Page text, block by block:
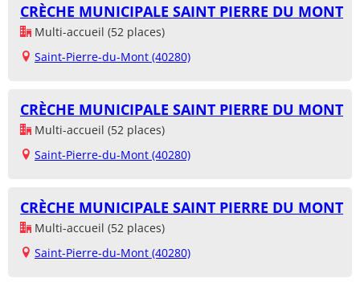
CRÈCHE MUNICIPALE SAINT PIERRE DU MONT
Multi-accueil (52 places)
Saint-Pierre-du-Mont (40280)
CRÈCHE MUNICIPALE SAINT PIERRE DU MONT
Multi-accueil (52 places)
Saint-Pierre-du-Mont (40280)
CRÈCHE MUNICIPALE SAINT PIERRE DU MONT
Multi-accueil (52 places)
Saint-Pierre-du-Mont (40280)